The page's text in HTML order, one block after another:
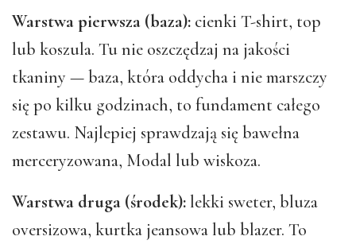
Warstwa pierwsza (baza): cienki T-shirt, top
lub koszula. Tu nie oszczędzaj na jakości
tkaniny — baza, która oddycha i nie marszczy
się po kilku godzinach, to fundament całego
zestawu. Najlepiej sprawdzają się bawełna
merceryzowana, Modal lub wiskoza.
Warstwa druga (środek):lekki sweter, bluza
oversizowa, kurtka jeansowa lub blazer. To